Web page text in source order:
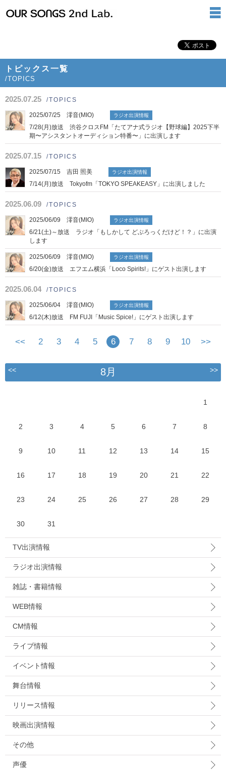
トピックス一覧
/TOPICS
2025.07.25 /TOPICS
2025/07/25 澪音(MIO) ラジオ出演情報
7/28(月)放送 渋谷クロスFM「たてアナ式ラジオ【野球編】2025下半
期〜アシスタントオーディション特番〜」に出演します
2025.07.15 /TOPICS
2025/07/15 吉田 照美 ラジオ出演情報
7/14(月)放送 Tokyofm「TOKYO SPEAKEASY」に出演しました
2025.06.09 /TOPICS
2025/06/09 澪音(MIO) ラジオ出演情報
6/21(土)～放送 ラジオ「もしかして どぶろっくだけど！？」に出演
します
2025/06/09 澪音(MIO) ラジオ出演情報
6/20(金)放送 エフエム横浜「Loco Spirits!」にゲスト出演します
2025.06.04 /TOPICS
2025/06/04 澪音(MIO) ラジオ出演情報
6/12(木)放送 FM FUJI「Music Spice!」にゲスト出演します
<< 2 3 4 5 6 7 8 9 10 >>
<< 8月 >>
1
2 3 4 5 6 7 8
9 10 11 12 13 14 15
16 17 18 19 20 21 22
23 24 25 26 27 28 29
30 31
TV出演情報
ラジオ出演情報
雑誌・書籍情報
WEB情報
CM情報
ライブ情報
イベント情報
舞台情報
リリース情報
映画出演情報
その他
声優